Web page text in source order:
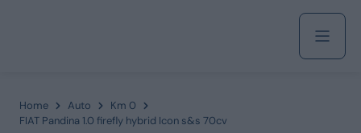
Home Auto
Km 0
FIAT Pandina 1.0 firefly hybrid Icon s&s 70cv